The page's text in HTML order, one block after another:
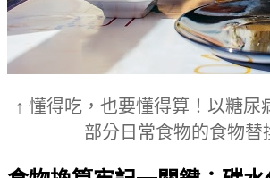
↑ 懂得吃，也要懂得算！以糖尿
部分日常食物的食物替